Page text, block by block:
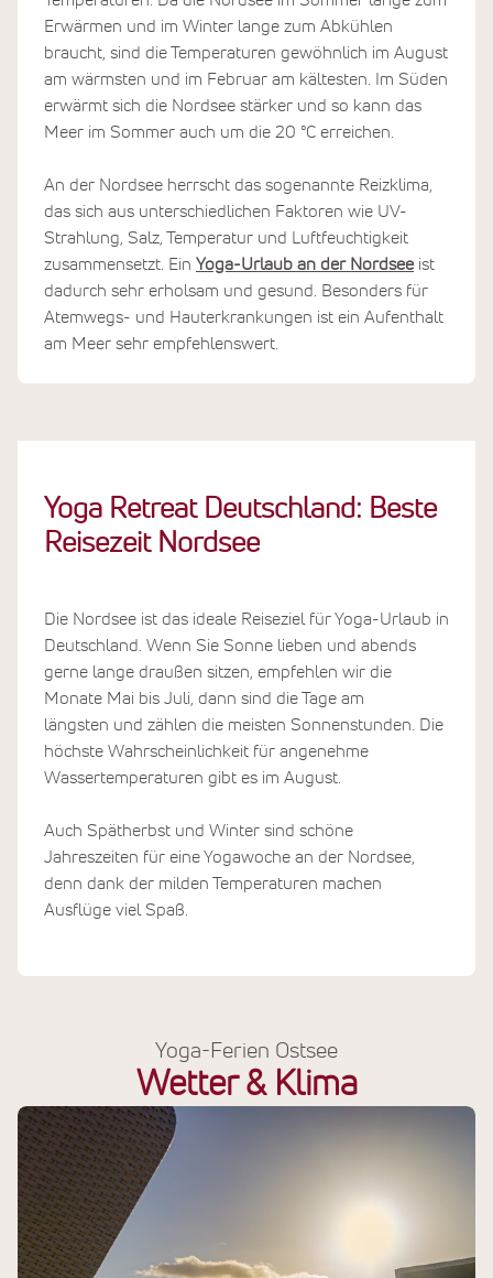
Erwärmen und im Winter lange zum Abkühlen
braucht, sind die Temperaturen gewöhnlich im August
am wärmsten und im Februar am kältesten. Im Süden
erwärmt sich die Nordsee stärker und so kann das
Meer im Sommer auch um die 20 °C erreichen.
An der Nordsee herrscht das sogenannte Reizklima,
das sich aus unterschiedlichen Faktoren wie UV-
Strahlung, Salz, Temperatur und Luftfeuchtigkeit
zusammensetzt. Ein Yoga-Urlaub an der Nordsee ist
dadurch sehr erholsam und gesund. Besonders für
Atemwegs- und Hauterkrankungen ist ein Aufenthalt
am Meer sehr empfehlenswert.
Yoga Retreat Deutschland: Beste
Reisezeit Nordsee
Die Nordsee ist das ideale Reiseziel für Yoga-Urlaub in
Deutschland. Wenn Sie Sonne lieben und abends
gerne lange draußen sitzen, empfehlen wir die
Monate Mai bis Juli, dann sind die Tage am
längsten und zählen die meisten Sonnenstunden. Die
höchste Wahrscheinlichkeit für angenehme
Wassertemperaturen gibt es im August.
Auch Spätherbst und Winter sind schöne
Jahreszeiten für eine Yogawoche an der Nordsee,
denn dank der milden Temperaturen machen
Ausflüge viel Spaß.
Yoga-Ferien Ostsee
Wetter & Klima